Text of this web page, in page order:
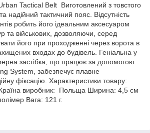
Tactical Belt Виготовлений з товстого
надійний тактичний пояс. Відсутність
робить його ідеальним аксесуаром
та військових, дозволяючи, серед
його при проходженні через ворота в
входах до будівель. Геніальна у
застібка, що працює за допомогою
System, забезпечує плавне
фіксацію. Характеристики товару:
виробник: Польща Ширина: 4,5 см
Вага: 121 г.